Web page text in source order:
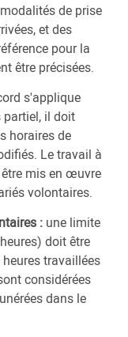
de prise
et des
pour la
être précisées.
s'applique
partiel, il doit
horaires de
Le travail à
mis en œuvre
volontaires.
: une limite
doit être
travaillées
considérées
dans le